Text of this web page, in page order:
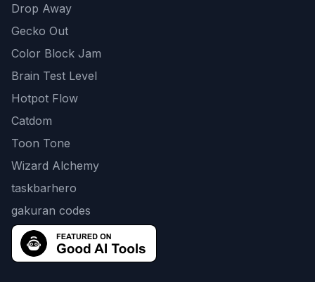
Drop Away
Gecko Out
Color Block Jam
Brain Test Level
Hotpot Flow
Catdom
Toon Tone
Wizard Alchemy
taskbarhero
gakuran codes